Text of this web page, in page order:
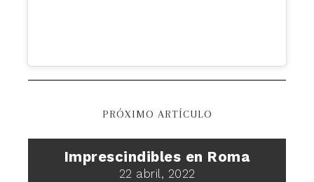
PRÓXIMO ARTÍCULO
Imprescindibles en Roma
22 abril, 2022